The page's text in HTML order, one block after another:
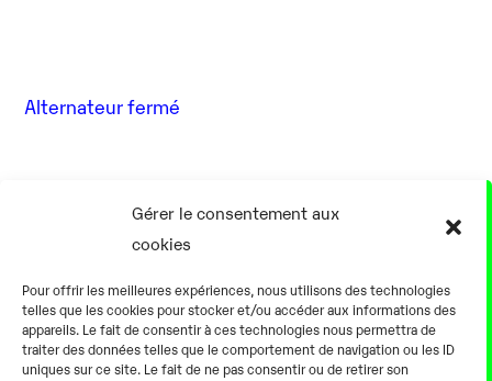
Gérer le consentement aux
cookies
Pour offrir les meilleures expériences, nous utilisons des technologies
telles que les cookies pour stocker et/ou accéder aux informations des
appareils. Le fait de consentir à ces technologies nous permettra de
traiter des données telles que le comportement de navigation ou les ID
uniques sur ce site. Le fait de ne pas consentir ou de retirer son
Alternateur fermé